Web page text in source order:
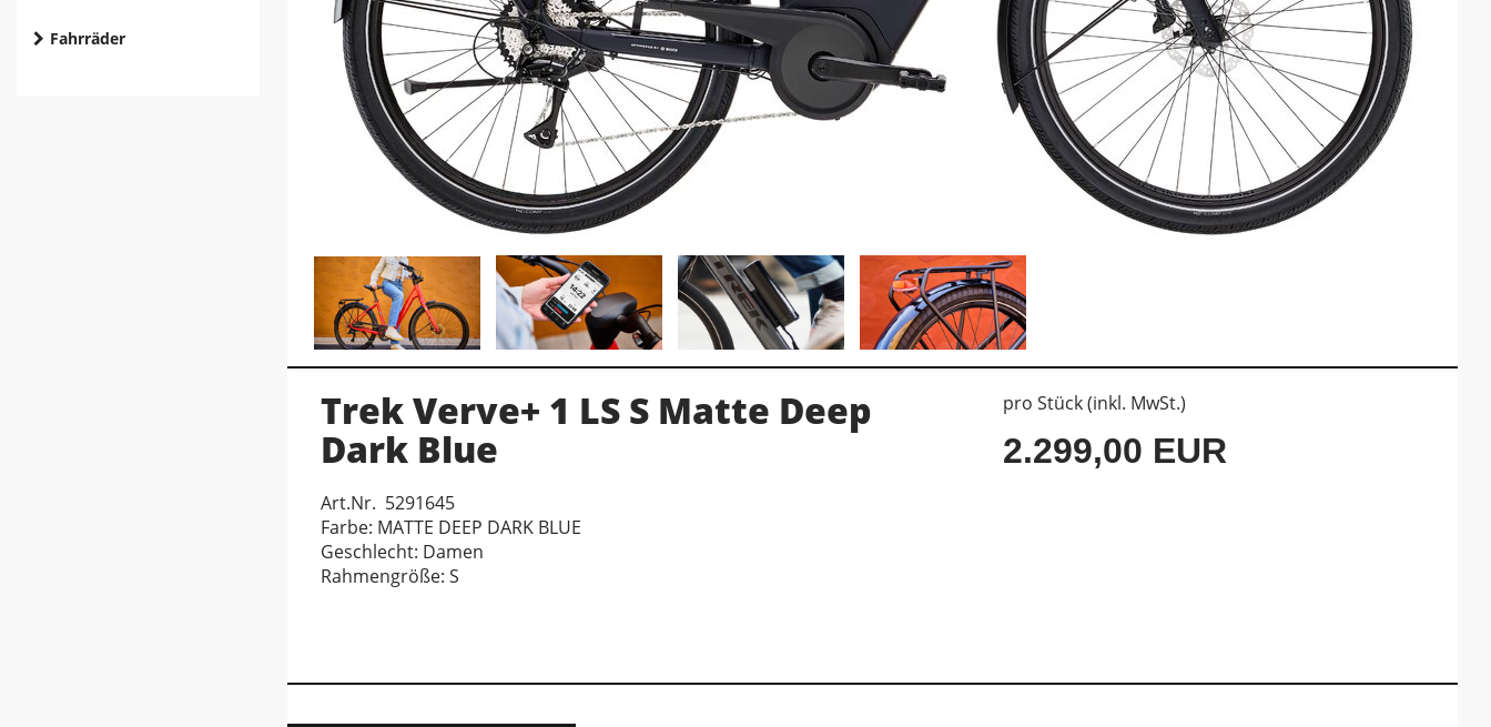
Fahrräder
Trek Verve+ 1 LS S Matte Deep
Dark Blue
Art.Nr. 5291645
Farbe: MATTE DEEP DARK BLUE
Geschlecht: Damen
Rahmengröße: S
pro Stück (inkl. MwSt.)
2.299,00 EUR